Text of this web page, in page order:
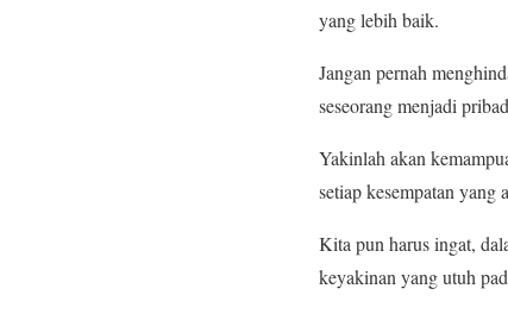
yang lebih baik.
Jangan pernah
seseorang menjadi
Yakinlah akan
setiap kesempatan yang
Kita pun harus ingat,
keyakinan yang utuh